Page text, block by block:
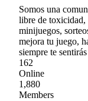
Somos una
libre de toxicidad,
minijuegos,
mejora tu juego,
siempre te
162
Online
1,880
Members